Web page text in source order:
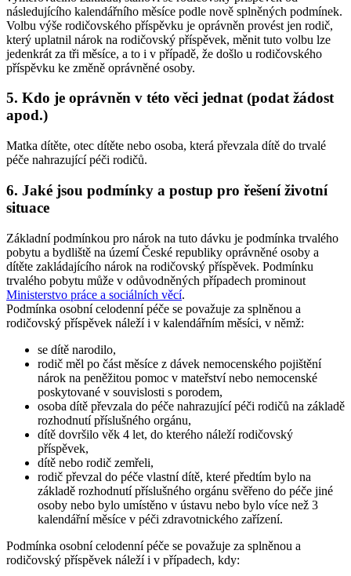
následujícího kalendářního měsíce podle nově splněných podmínek.
Volbu výše rodičovského příspěvku je oprávněn provést jen rodič,
který uplatnil nárok na rodičovský příspěvek, měnit tuto volbu lze
jedenkrát za tři měsíce, a to i v případě, že došlo u rodičovského
příspěvku ke změně oprávněné osoby.
5. Kdo je oprávněn v této věci jednat (podat žádost
apod.)
Matka dítěte, otec dítěte nebo osoba, která převzala dítě do trvalé
péče nahrazující péči rodičů.
6. Jaké jsou podmínky a postup pro řešení životní
situace
Základní podmínkou pro nárok na tuto dávku je podmínka trvalého
pobytu a bydliště na území České republiky oprávněné osoby a
dítěte zakládajícího nárok na rodičovský příspěvek. Podmínku
trvalého pobytu může v odůvodněných případech prominout
Ministerstvo práce a sociálních věcí.
Podmínka osobní celodenní péče se považuje za splněnou a
rodičovský příspěvek náleží i v kalendářním měsíci, v němž:
se dítě narodilo,
rodič měl po část měsíce z dávek nemocenského pojištění
nárok na peněžitou pomoc v mateřství nebo nemocenské
poskytované v souvislosti s porodem,
osoba dítě převzala do péče nahrazující péči rodičů na základě
rozhodnutí příslušného orgánu,
dítě dovršilo věk 4 let, do kterého náleží rodičovský
příspěvek,
dítě nebo rodič zemřeli,
rodič převzal do péče vlastní dítě, které předtím bylo na
základě rozhodnutí příslušného orgánu svěřeno do péče jiné
osoby nebo bylo umístěno v ústavu nebo bylo více než 3
kalendářní měsíce v péči zdravotnického zařízení.
Podmínka osobní celodenní péče se považuje za splněnou a
rodičovský příspěvek náleží i v případech, kdy: